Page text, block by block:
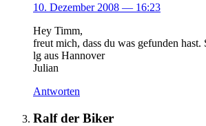
10. Dezember 2008 — 16:23
Hey Timm,
freut mich, dass du was gefunden
lg aus Hannover
Julian
Antworten
Ralf der Biker